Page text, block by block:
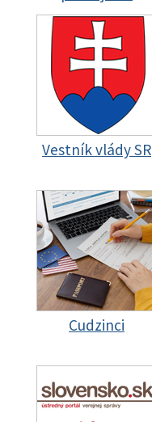
Vestník vlády SR
Cudzinci